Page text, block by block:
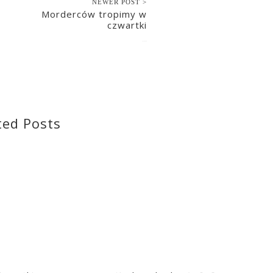
NEWER POST >
Morderców tropimy w
czwartki
Posts